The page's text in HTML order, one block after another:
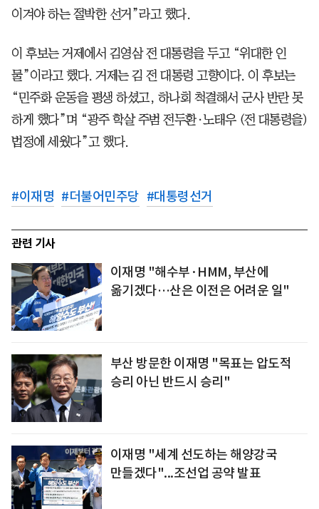
이겨야 하는 절박한 선거”라고 했다.
이 후보는 거제에서 김영삼 전 대통령을 두고 “위대한 인
물”이라고 했다. 거제는 김 전 대통령 고향이다. 이 후보는
“민주화 운동을 평생 하셨고, 하나회 척결해서 군사 반란 못
하게 했다”며 “광주 학살 주범 전두환·노태우 (전 대통령을)
법정에 세웠다”고 했다.
#이재명 #더불어민주당 #대통령선거
관련 기사
이재명 "해수부·HMM, 부산에
옮기겠다…산은 이전은 어려운 일"
부산 방문한 이재명 "목표는 압도적
승리 아닌 반드시 승리"
이재명 "세계 선도하는 해양강국
만들겠다"...조선업 공약 발표